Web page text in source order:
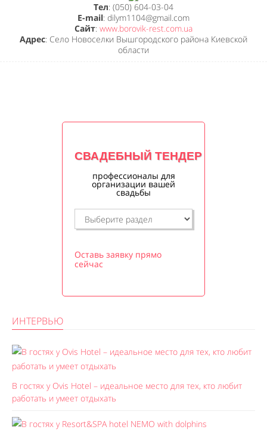
Тел: (050) 604-03-04
E-mail: dilym1104@gmail.com
Сайт: www.borovik-rest.com.ua
Адрес: Село Новоселки Вышгородского района Киевской
области
СВАДЕБНЫЙ ТЕНДЕР
профессионалы для
организации вашей
свадьбы
Оставь заявку прямо
сейчас
ИНТЕРВЬЮ
В гостях у Ovis Hotel – идеальное место для тех, кто любит
работать и умеет отдыхать